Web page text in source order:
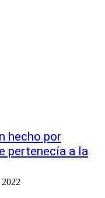
hecho por
pertenecía a la